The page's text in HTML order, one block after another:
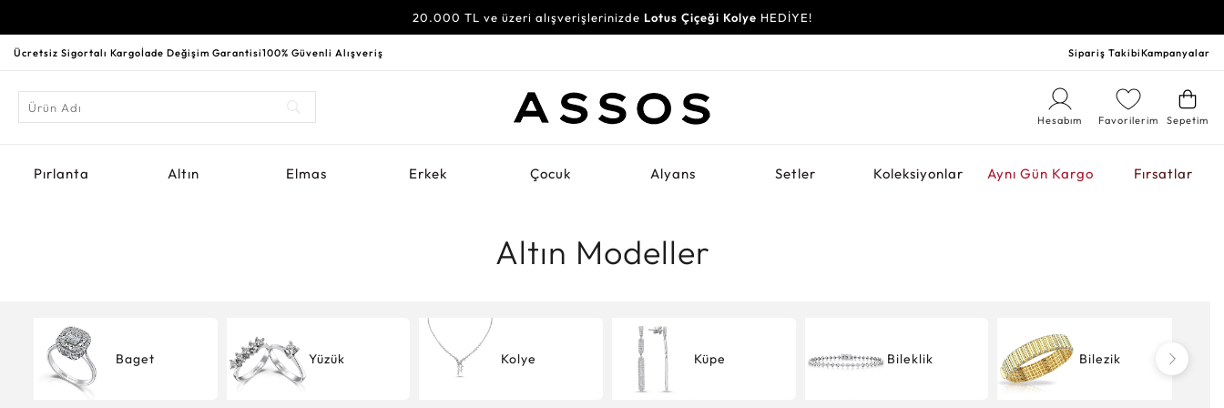
20.000 TL ve üzeri alışverişlerinizde Lotus Çiçeği Kolye HEDİYE!
Ücretsiz Sigortalı Kargoİade Değişim Garantisi100% Güvenli Alışveriş Sipariş TakibiKampanyalar
Sepetim
Favorilerim
Hesabım
Pırlanta Altın Elmas Erkek Çocuk Alyans Setler Koleksiyonlar Aynı Gün Kargo Fırsatlar
Altın Modeller
Baget Yüzük Kolye Küpe Bileklik Bilezik